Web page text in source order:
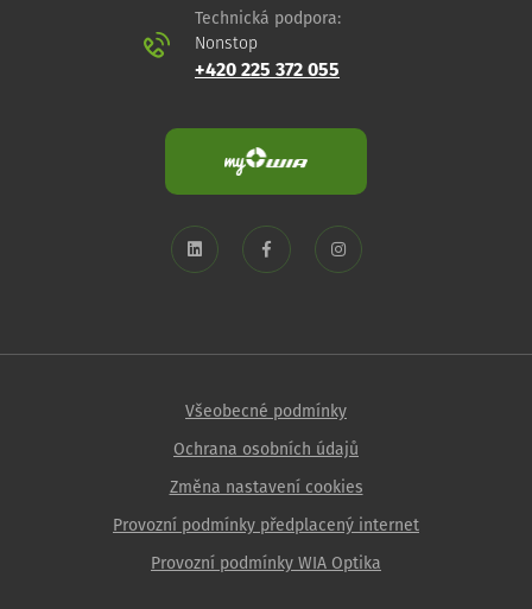
Technická podpora:
Nonstop
+420 225 372 055
Všeobecné podmínky
Ochrana osobních údajů
Změna nastavení cookies
Provozní podmínky předplacený internet
Provozní podmínky WIA Optika